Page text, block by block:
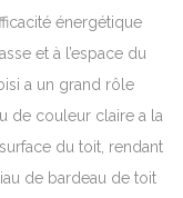
énergétique
et à l’espace du
a un grand rôle
de couleur claire a la
du toit, rendant
de bardeau de toit